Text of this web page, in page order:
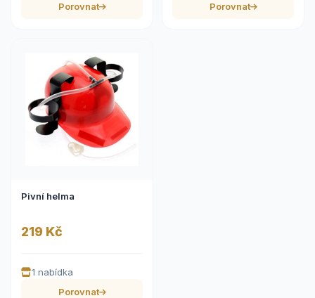
Porovnat
Porovnat
Pivní helma
219 Kč
1 nabídka
Porovnat